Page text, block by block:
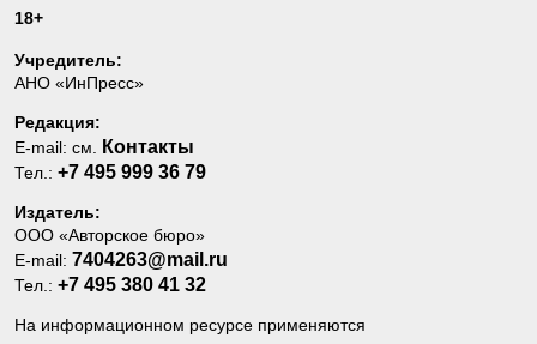
18+
Учредитель:
АНО «ИнПресс»
Редакция:
E-mail: см. Контакты
Тел.: +7 495 999 36 79
Издатель:
ООО «Авторское бюро»
E-mail: 7404263@mail.ru
Тел.: +7 495 380 41 32
На информационном ресурсе применяются